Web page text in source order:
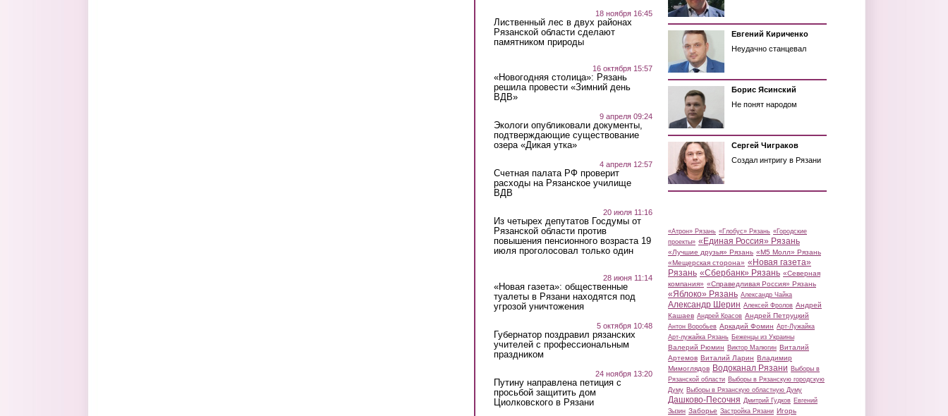
18 ноября 16:45
Лиственный лес в двух районах
Рязанской области сделают
памятником природы
16 октября 15:57
«Новогодняя столица»: Рязань
решила провести «Зимний день
ВДВ»
9 апреля 09:24
Экологи опубликовали документы,
подтверждающие существование
озера «Дикая утка»
4 апреля 12:57
Счетная палата РФ проверит
расходы на Рязанское училище
ВДВ
20 июля 11:16
Из четырех депутатов Госдумы от
Рязанской области против
повышения пенсионного возраста 19
июля проголосовал только один
28 июня 11:14
«Новая газета»: общественные
туалеты в Рязани находятся под
угрозой уничтожения
5 октября 10:48
Губернатор поздравил рязанских
учителей с профессиональным
праздником
24 ноября 13:20
Путину направлена петиция с
просьбой защитить дом
Циолковского в Рязани
Евгений Кириченко
Неудачно станцевал
Борис Ясинский
Не понят народом
Сергей Чиграков
Создал интригу в Рязани
«Атрон» Рязань «Глобус» Рязань «Городские
проекты» «Единая Россия» Рязань
«Лучшие друзья» Рязань «М5 Молл» Рязань
«Мещерская сторона» «Новая газета»
Рязань «Сбербанк» Рязань «Северная
компания» «Справедливая Россия» Рязань
«Яблоко» Рязань Александр Чайка
Александр Шерин Алексей Фролов Андрей
Кашаев Андрей Красов Андрей Петруцкий
Антон Воробьев Аркадий Фомин Арт-Лужайка
Арт-лужайка Рязань Беженцы из Украины
Валерий Рюмин Виктор Малюгин Виталий
Артемов Виталий Ларин Владимир
Мимоглядов Водоканал Рязани Выборы в
Рязанской области Выборы в Рязанскую городскую
Думу Выборы в Рязанскую областную Думу
Дашково-Песочня Дмитрий Гудков Евгений
Зызин Заборье Застройка Рязани Игорь